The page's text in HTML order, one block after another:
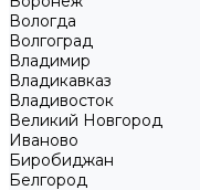
Вологда
Волгоград
Владимир
Владикавказ
Владивосток
Великий Новгород
Иваново
Биробиджан
Белгород